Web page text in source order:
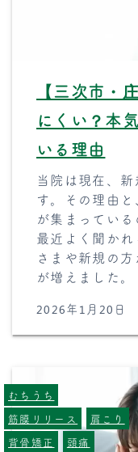
【三次市・
にくい？本
いる理由
当院は現在、
す。その理由と
が集まっている
最近よく聞か
さまや新規の
が増えました
2026年1月20日
むちうち
筋膜リリース
肩こり
背骨矯正
頭痛